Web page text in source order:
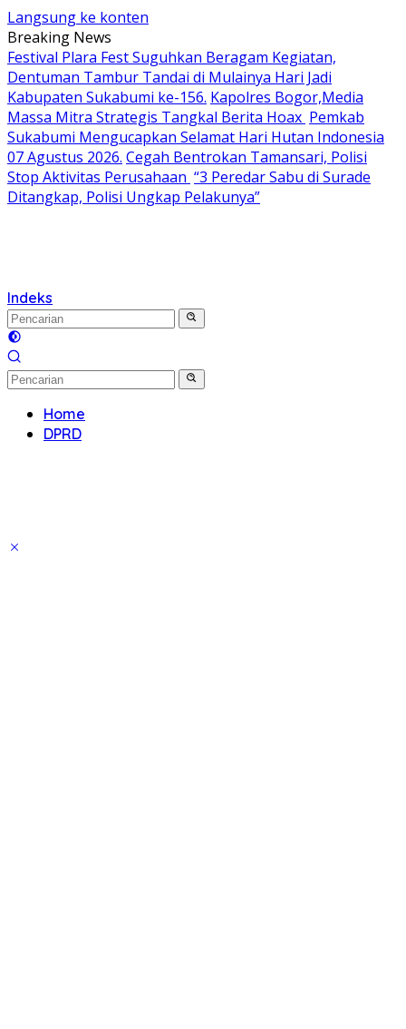
Langsung ke konten
Breaking News
Festival Plara Fest Suguhkan Beragam Kegiatan,
Dentuman Tambur Tandai di Mulainya Hari Jadi
Kabupaten Sukabumi ke-156. Kapolres Bogor,Media
Massa Mitra Strategis Tangkal Berita Hoax Pemkab
Sukabumi Mengucapkan Selamat Hari Hutan Indonesia
07 Agustus 2026. Cegah Bentrokan Tamansari, Polisi
Stop Aktivitas Perusahaan “3 Peredar Sabu di Surade
Ditangkap, Polisi Ungkap Pelakunya”
Indeks
Home
DPRD